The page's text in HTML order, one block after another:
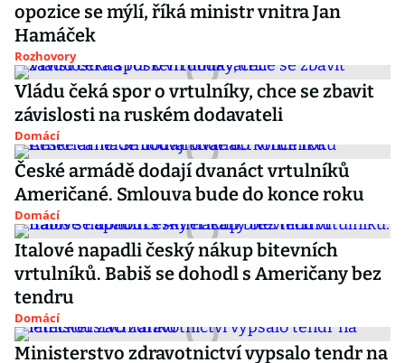
opozice se mýlí, říká ministr vnitra Jan
Hamáček
Rozhovory
Vládu čeká spor o vrtulníky, chce se zbavit
závislosti na ruském dodavateli
Domácí
České armádě dodají dvanáct vrtulníků
Američané. Smlouva bude do konce roku
Domácí
Italové napadli český nákup bitevních
vrtulníků. Babiš se dohodl s Američany bez
tendru
Domácí
Ministerstvo zdravotnictví vypsalo tendr na